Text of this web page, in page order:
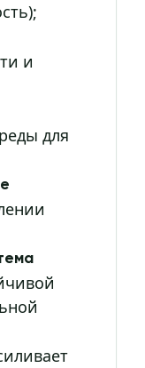
и
для